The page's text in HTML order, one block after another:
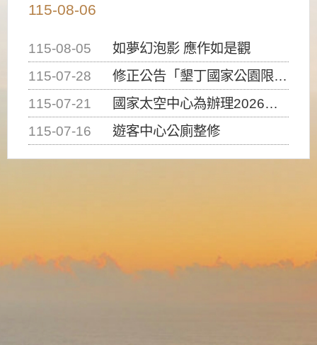
115-08-06
115-08-05
如夢幻泡影 應作如是觀
115-07-28
修正公告「墾丁國家公園限制水域遊憩活動之種類、範圍、時間及行為」，自即日生效。
115-07-21
國家太空中心為辦理2026台灣盃火箭競賽，陸、海、空域警戒及協調相關事宜，因颱風備案事宜
115-07-16
遊客中心公廁整修